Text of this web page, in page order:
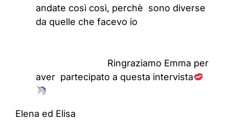
andate così così, perchè sono diverse
da quelle che facevo io
Ringraziamo Emma per
aver partecipato a questa intervista
Elena ed Elisa